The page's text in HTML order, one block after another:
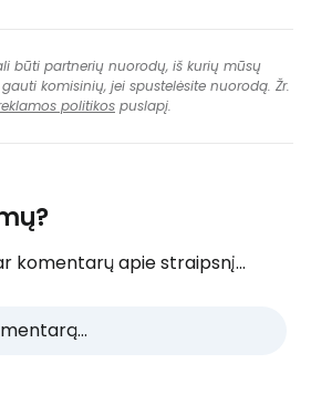
būti partnerių nuorodų, iš kurių mūsų
komisinių, jei spustelėsite nuorodą. Žr.
politikos puslapį.
komentarų apie straipsnį...